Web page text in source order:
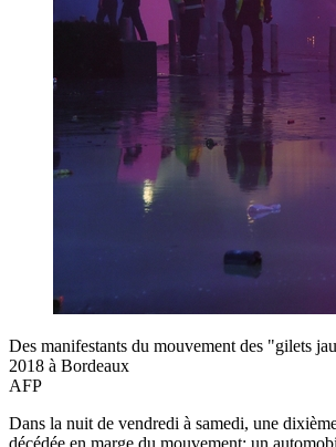
Des manifestants du mouvement des "gilets
2018 à Bordeaux
AFP
Dans la nuit de vendredi à samedi, une
décédée en marge du mouvement: un